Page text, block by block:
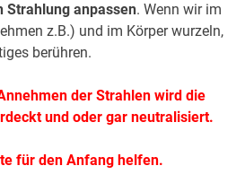
Strahlung anpassen. Wenn wir im
z.B.) und im Körper wurzeln,
berühren.
der Strahlen wird die
und oder gar neutralisiert.
für den Anfang helfen.